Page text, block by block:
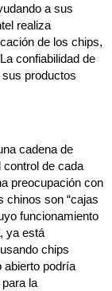
a sus
realiza
de los chips,
confiabilidad de
productos
cadena de
control de cada
preocupación con
chinos son “cajas
funcionamiento
ya está
chips
abierto podría
la